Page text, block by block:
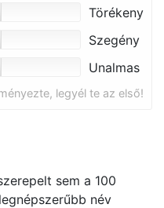
Törékeny
Szegény
Unalmas
legyél te az első!
sem a 100
név